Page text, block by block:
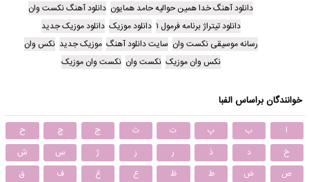
دانلود آهنگ خدا همین حوالیه حامد همایون دانلود آهنگ نکست وان
دانلود تیتراژ برنامه فرمول ۱
دانلود موزیک دانلود موزیک جدید
رسانه موسیقی نکست وان سایت دانلود آهنگ موزیک جدید نکس وان
نکس وان موزیک نکست وان نکست وان موزیک
خوانندگان براساس الفبا
ا ب پ ت ث ج چ
ح
خ
د ذ ر ز ژ س
ش
ص
ض ط ظ ع غ ف
ق